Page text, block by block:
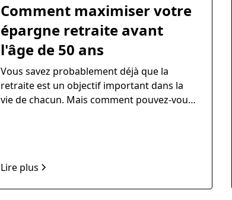
Comment maximiser votre
épargne retraite avant
l'âge de 50 ans
Vous savez probablement déjà que la
retraite est un objectif important dans la
vie de chacun. Mais comment pouvez-vous
Lire plus